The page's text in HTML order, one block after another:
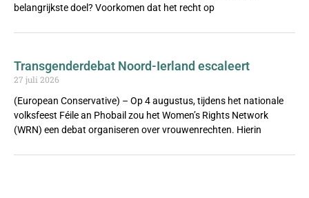
belangrijkste doel? Voorkomen dat het recht op
Transgenderdebat Noord-Ierland escaleert
27 juli 2026
(European Conservative) – Op 4 augustus, tijdens het nationale
volksfeest Féile an Phobail zou het Women’s Rights Network
(WRN) een debat organiseren over vrouwenrechten. Hierin